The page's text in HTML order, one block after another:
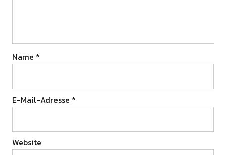
Name *
E-Mail-Adresse *
Website